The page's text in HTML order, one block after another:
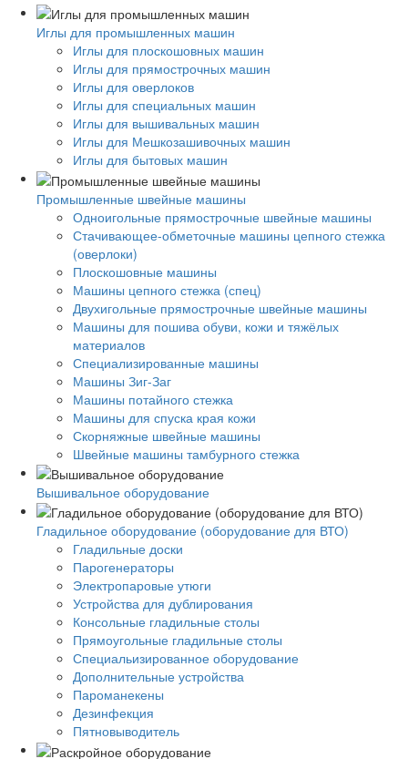
Иглы для промышленных машин
Иглы для плоскошовных машин
Иглы для прямострочных машин
Иглы для оверлоков
Иглы для специальных машин
Иглы для вышивальных машин
Иглы для Мешкозашивочных машин
Иглы для бытовых машин
Промышленные швейные машины
Одноигольные прямострочные швейные машины
Стачивающее-обметочные машины цепного стежка
(оверлоки)
Плоскошовные машины
Машины цепного стежка (спец)
Двухигольные прямострочные швейные машины
Машины для пошива обуви, кожи и тяжёлых
материалов
Специализированные машины
Машины Зиг-Заг
Машины потайного стежка
Машины для спуска края кожи
Скорняжные швейные машины
Швейные машины тамбурного стежка
Вышивальное оборудование
Гладильное оборудование (оборудование для ВТО)
Гладильные доски
Парогенераторы
Электропаровые утюги
Устройства для дублирования
Консольные гладильные столы
Прямоугольные гладильные столы
Специальизированное оборудование
Дополнительные устройства
Пароманекены
Дезинфекция
Пятновыводитель